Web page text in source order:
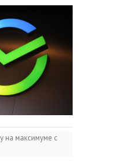
на максимуме с